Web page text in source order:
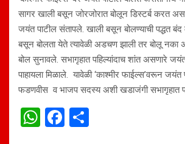
सागर खाली बसून जोरजोरात बोलून डिस्टर्ब करत
जयंत पाटील संतापले. खाली बसून बोलण्याची पद्धत बंद
बसून बोलता येते त्यावेळी अडचण झाली तर बोलू
बोल सुनावले. सभागृहात पहिल्यांदाच शांत असणारे
पाहायला मिळाले. यावेळी ‘काश्मीर फाईल्स’वरून जयंत
फडणवीस व भाजप सदस्य अशी खडाजंगी सभागृहात
W
F